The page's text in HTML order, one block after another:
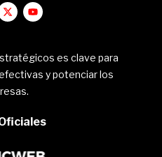
es clave para
y potenciar los